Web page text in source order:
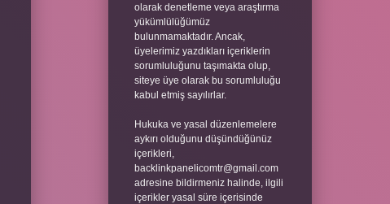
olarak denetleme veya araştırma
yükümlülüğümüz
bulunmamaktadır. Ancak,
üyelerimiz yazdıkları içeriklerin
sorumluluğunu taşımakta olup,
siteye üye olarak bu sorumluluğu
kabul etmiş sayılırlar.
Hukuka ve yasal düzenlemelere
aykırı olduğunu düşündüğünüz
içerikleri,
backlinkpanelicomtr@gmail.com
adresine bildirmeniz halinde, ilgili
içerikler yasal süre içerisinde